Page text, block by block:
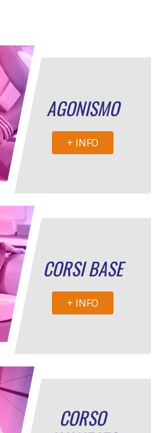
AGONISMO
+ INFO
CORSI BASE
+ INFO
CORSO